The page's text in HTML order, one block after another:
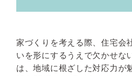
家づくりを考える際、住宅会
いを形にするうえで欠かせな
は、地域に根ざした対応力が